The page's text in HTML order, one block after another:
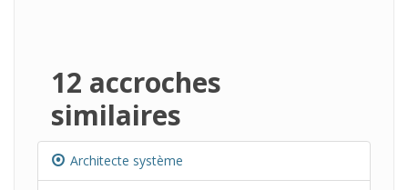
12 accroches
similaires
Architecte système